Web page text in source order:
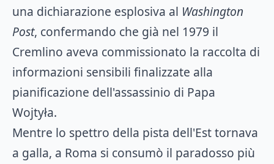
una dichiarazione esplosiva al Washington
Post, confermando che già nel 1979 il
Cremlino aveva commissionato la raccolta di
informazioni sensibili finalizzate alla
pianificazione dell'assassinio di Papa
Wojtyła.
Mentre lo spettro della pista dell'Est tornava
a galla, a Roma si consumò il paradosso più